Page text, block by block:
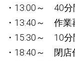
・13:00～ 40分
・13:40～ 作業
・15:30～ 10分
・18:40～ 閉店